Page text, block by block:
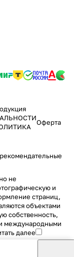
Оферта
рекомендательные
не
и
страниц,
объектами
собственность,
международными
далее